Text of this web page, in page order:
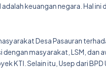
keuangan negara. Hal ini
Desa Pasauran
masyarakat, LSM, dan
KTI. Selain itu, Usep dari BPD